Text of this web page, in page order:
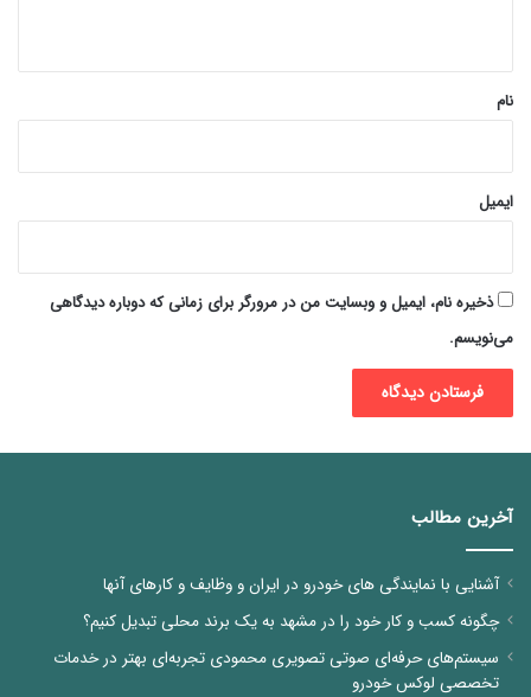
نام
ایمیل
ذخیره نام، ایمیل و وبسایت من در مرورگر برای زمانی که دوباره دیدگاهی
می‌نویسم.
آخرین مطالب
آشنایی با نمایندگی های خودرو در ایران و وظایف و کارهای آنها
چگونه کسب و کار خود را در مشهد به یک برند محلی تبدیل کنیم؟
سیستم‌های حرفه‌ای صوتی تصویری محمودی تجربه‌ای بهتر در خدمات
تخصصی لوکس خودرو